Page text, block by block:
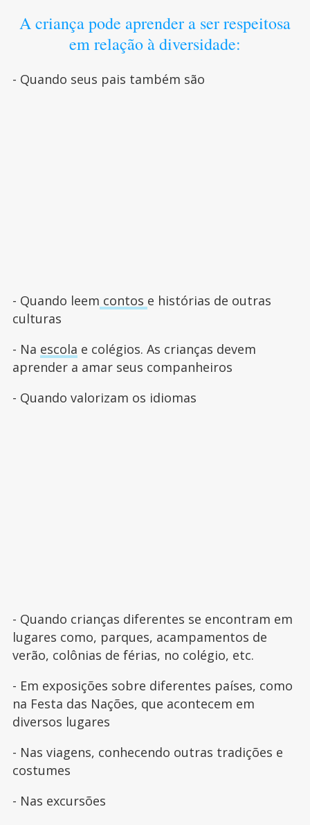
A criança pode aprender a ser respeitosa
em relação à diversidade:
- Quando seus pais também são
- Quando leem contos e histórias de outras
culturas
- Na escola e colégios. As crianças devem
aprender a amar seus companheiros
- Quando valorizam os idiomas
- Quando crianças diferentes se encontram em
lugares como, parques, acampamentos de
verão, colônias de férias, no colégio, etc.
- Em exposições sobre diferentes países, como
na Festa das Nações, que acontecem em
diversos lugares
- Nas viagens, conhecendo outras tradições e
costumes
- Nas excursões